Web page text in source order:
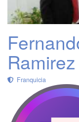
Ramirez
Franquicia